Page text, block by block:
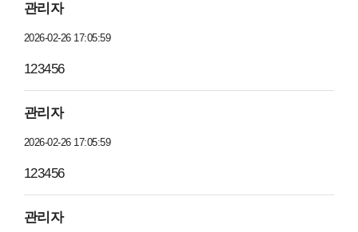
관리자
2026-02-26 17:05:59
123456
관리자
2026-02-26 17:05:59
123456
관리자